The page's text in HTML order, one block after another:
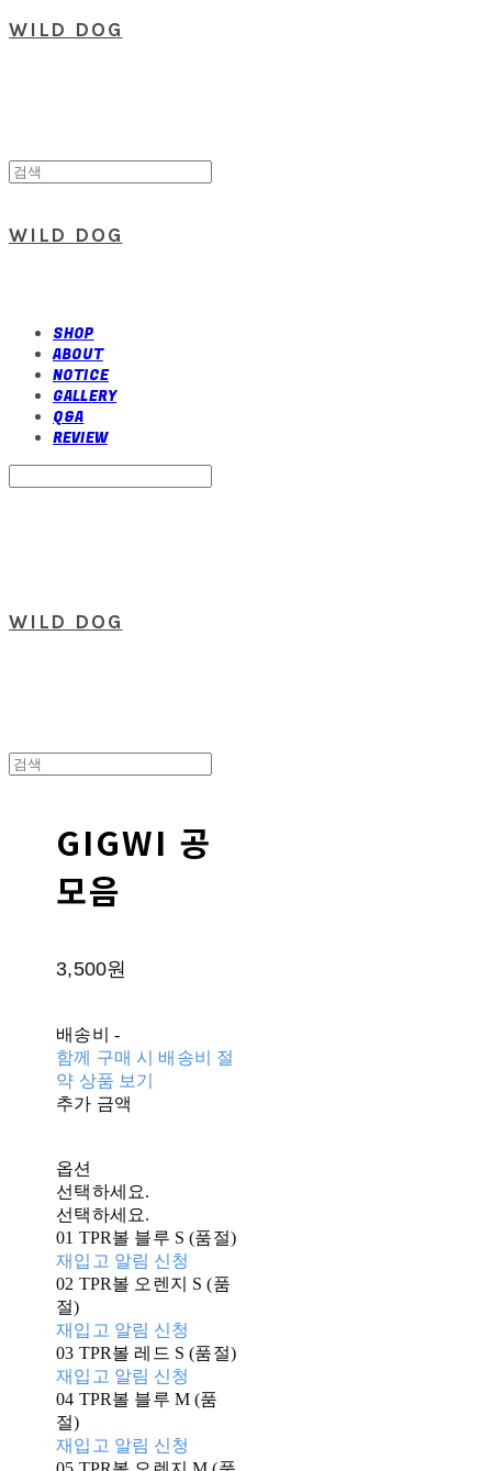
WILD DOG
WILD DOG
SHOP
ABOUT
NOTICE
GALLERY
Q&A
REVIEW
WILD DOG
GIGWI 공
모음
3,500원
배송비 -
함께 구매 시 배송비 절
약 상품 보기
추가 금액
옵션
선택하세요.
선택하세요.
01 TPR볼 블루 S (품절)
재입고 알림 신청
02 TPR볼 오렌지 S (품
절)
재입고 알림 신청
03 TPR볼 레드 S (품절)
재입고 알림 신청
04 TPR볼 블루 M (품
절)
재입고 알림 신청